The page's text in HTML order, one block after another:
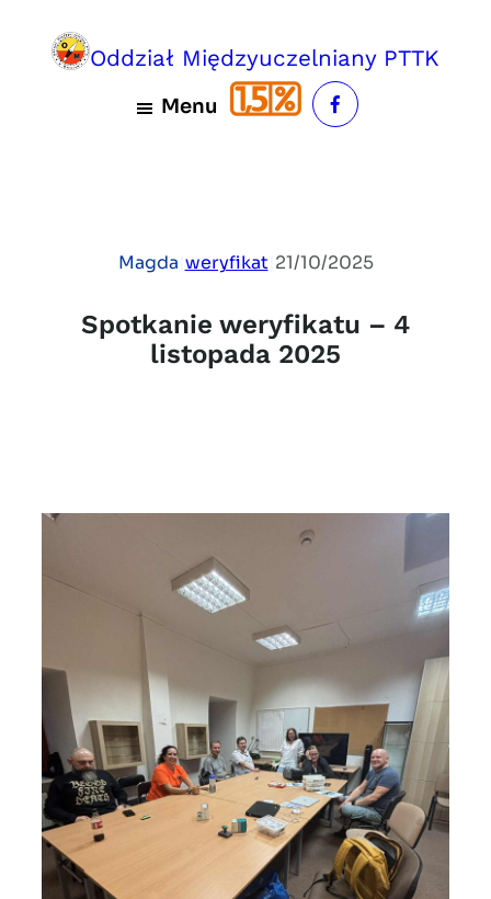
Oddział Międzyuczelniany PTTK
Menu
Magda weryfikat| 21/10/2025
Spotkanie weryfikatu – 4
listopada 2025